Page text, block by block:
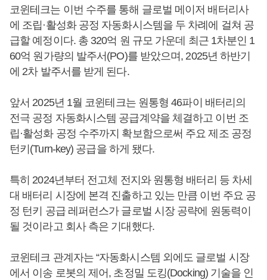
코윈테크는 이번 수주를 통해 글로벌 메이저 배터리사
에 조립·활성화 공정 자동화시스템을 두 차례에 걸쳐 공
급할 예정이다. 총 320억 원 규모 가운데 최근 1차분인 1
60억 원가량의 발주서(PO)를 받았으며, 2025년 하반기
에 2차 발주서를 받게 된다.
앞서 2025년 1월 코윈테크는 원통형 46파이 배터리의
전극 공정 자동화시스템 공급계약을 체결하고 이번 조
립·활성화 공정 수주까지 확보함으로써 주요 제조 공정
턴키(Turn-key) 공급을 하게 됐다.
특히 2024년부터 전고체 전지와 원통형 배터리 등 차세
대 배터리 시장에 본격 진출하고 있는 만큼 이번 주요 공
정 턴키 공급 레퍼런스가 글로벌 시장 공략에 원동력이
될 것이라고 회사 측은 기대했다.
코윈테크 관계자는 “자동화시스템 외에도 글로벌 시장
에서 이송 로봇의 제어, 초정밀 도킹(Docking) 기술을 인